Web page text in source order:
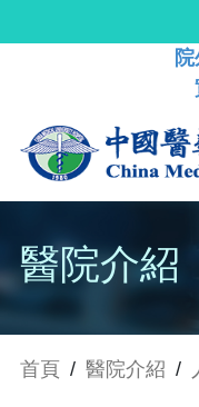
醫院介紹
首頁 / 醫院介紹 /